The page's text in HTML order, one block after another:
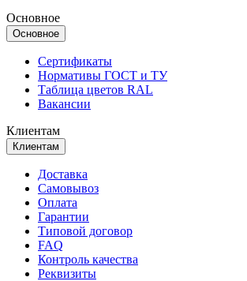
Основное
Основное
Сертификаты
Нормативы ГОСТ и ТУ
Таблица цветов RAL
Вакансии
Клиентам
Клиентам
Доставка
Самовывоз
Оплата
Гарантии
Типовой договор
FAQ
Контроль качества
Реквизиты